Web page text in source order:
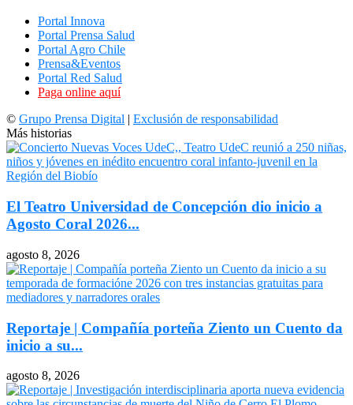
Portal Innova
Portal Prensa Salud
Portal Agro Chile
Prensa&Eventos
Portal Red Salud
Paga online aquí
© Grupo Prensa Digital | Exclusión de responsabilidad
Más historias
El Teatro Universidad de Concepción dio inicio a
Agosto Coral 2026...
agosto 8, 2026
Reportaje | Compañía porteña Ziento un Cuento da
inicio a su...
agosto 8, 2026